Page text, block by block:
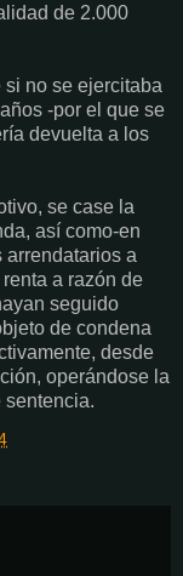
de 2.000
no se ejercitaba
-por el que se
devuelta a los
se case la
así como-en
arrendatarios a
a razón de
seguido
de condena
desde
operándose la